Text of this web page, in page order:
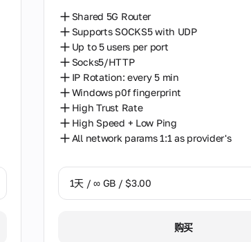
Shared 5G Router
Supports SOCKS5 with UDP
Up to 5 users per port
Socks5/HTTP
IP Rotation: every 5 min
Windows p0f fingerprint
High Trust Rate
High Speed + Low Ping
All network params 1:1 as provider's
1天 / ∞ GB / $3.00
购买